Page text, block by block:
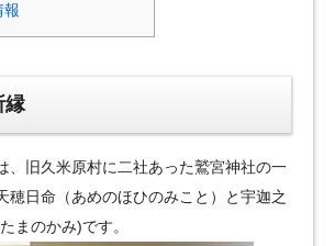
報
縁
、旧久米原村に二社あった鷲宮神社の一
穂日命（あめのほひのみこと）と宇迦之
まのかみ)です。